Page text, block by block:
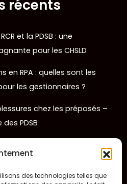
des technologies telles que
récents
et la PDSB : une
pour les CHSLD
en RPA : quelles sont les
les gestionnaires ?
chez les préposés –
PDSB
?
: comment fonctionne-t-elle